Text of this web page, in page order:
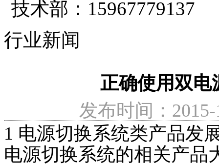
了解更多
公司新闻
行业新闻
如何通过元器件选型提高开关电源可靠性?
了解更多
产品分类
电子样本
技术部：15967779137
行业新闻
正确使用双电
发布时间：
1 电源切换系统类产品发
电源切换系统的相关产品